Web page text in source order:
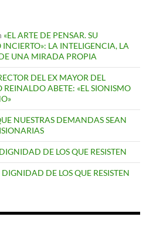
«EL ARTE DE PENSAR. SU
LA INTELIGENCIA, LA
UNA MIRADA PROPIA
DEL EX MAYOR DEL
ABETE: «EL SIONISMO
NUESTRAS DEMANDAS SEAN
DE LOS QUE RESISTEN
DE LOS QUE RESISTEN